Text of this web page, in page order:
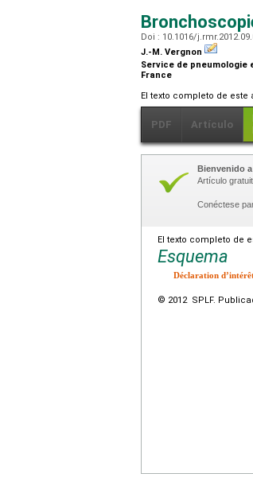
Doi : 10.1016/
J.-M. Vergnon
Service de pneumologie
France
El texto completo de este
PDF Artículo
Bienvenido
Artículo
Conéctese
El texto completo de
Esquema
Déclaration
© 2012 SPLF.